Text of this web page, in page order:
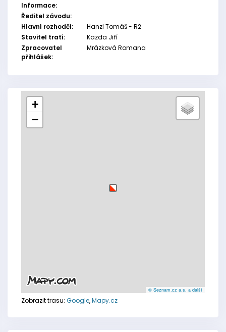
Informace:
Ředitel závodu:
Hlavní rozhodčí:
Hanzl Tomáš - R2
Stavitel tratí:
Kazda Jiří
Zpracovatel
přihlášek:
Mrázková Romana
+
−
© Seznam.cz a.s. a další
Zobrazit trasu: Google,Mapy.cz